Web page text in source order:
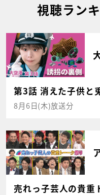
視聴ラン
第3話 消えた子供と
8月6日(木)放送分
売れっ子芸人の貴重